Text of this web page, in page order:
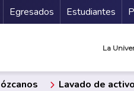
Egresados Estudiantes
La
Lavado de